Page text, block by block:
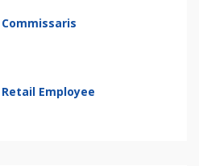
Commissaris
Retail Employee